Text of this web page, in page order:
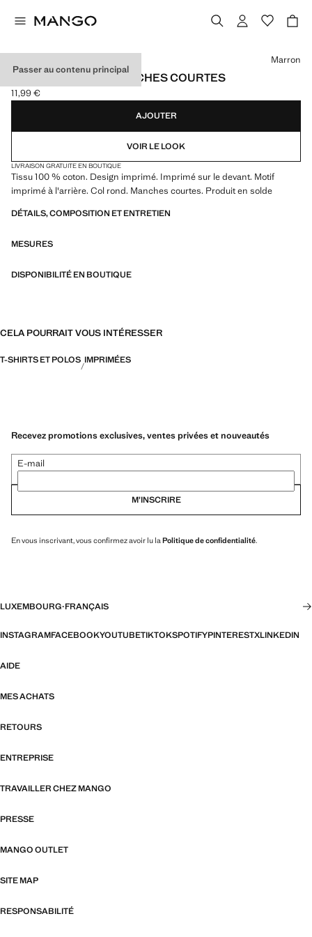
Passer au contenu principal
T-SHIRT IMPRIMÉ MANCHES COURTES
Prix actuel [11,99 € ]
11,99 €
Choisissez une couleur
Marron
AJOUTER
VOIR LE LOOK
LIVRAISON GRATUITE EN BOUTIQUE
Tissu 100 % coton. Design imprimé. Imprimé sur le devant. Motif
imprimé à l'arrière. Col rond. Manches courtes. Produit en solde
DÉTAILS, COMPOSITION ET ENTRETIEN
MESURES
DISPONIBILITÉ EN BOUTIQUE
CELA POURRAIT VOUS INTÉRESSER
T-SHIRTS ET POLOS IMPRIMÉES
Recevez promotions exclusives, ventes privées et nouveautés
E-mail
M’INSCRIRE
En vous inscrivant, vous confirmez avoir lu la Politique de confidentialité.
LUXEMBOURG·FRANÇAIS
INSTAGRAMFACEBOOKYOUTUBETIKTOKSPOTIFYPINTERESTXLINKEDIN
AIDE
MES ACHATS
RETOURS
ENTREPRISE
TRAVAILLER CHEZ MANGO
PRESSE
MANGO OUTLET
SITE MAP
RESPONSABILITÉ